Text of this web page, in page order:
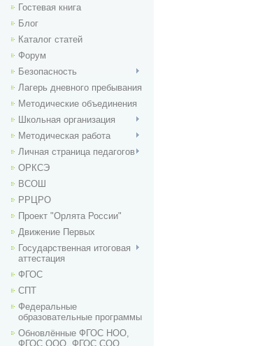
Гостевая книга
Блог
Каталог статей
Форум
Безопасность
Лагерь дневного пребывания
Методические объединения
Школьная организация
Методическая работа
Личная страница педагогов
ОРКСЭ
ВСОШ
РРЦРО
Проект "Орлята России"
Движение Первых
Государственная итоговая
аттестация
ФГОС
СПТ
Федеральные
образовательные программы
Обновлённые ФГОС НОО,
ФГОС ООО, ФГОС СОО